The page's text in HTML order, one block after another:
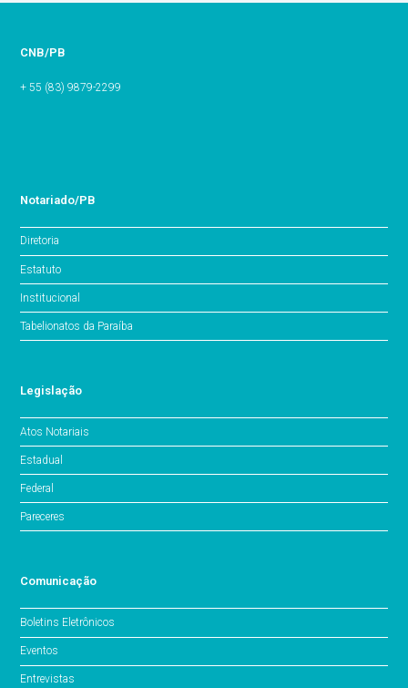
CNB/PB
+ 55 (83) 9879-2299
Notariado/PB
Diretoria
Estatuto
Institucional
Tabelionatos da Paraíba
Legislação
Atos Notariais
Estadual
Federal
Pareceres
Comunicação
Boletins Eletrônicos
Eventos
Entrevistas